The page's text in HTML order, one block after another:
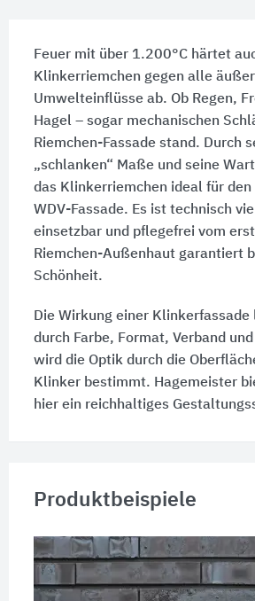
Feuer mit über 1.200°C härtet
Klinkerriemchen gegen alle
Umwelteinflüsse ab. Ob Regen,
Hagel – sogar mechanischen
Riemchen-Fassade stand. Durch
„schlanken“ Maße und seine
das Klinkerriemchen ideal für
WDV-Fassade. Es ist technisch
einsetzbar und pflegefrei vom
Riemchen-Außenhaut garantiert
Schönheit.
Die Wirkung einer
durch Farbe, Format, Verband
wird die Optik durch die
Klinker bestimmt. Hagemeister
hier ein reichhaltiges
Produktbeispiele